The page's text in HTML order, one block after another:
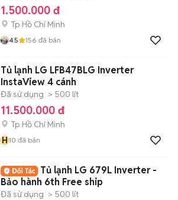
1.500.000 đ
Tp Hồ Chí Minh
4.5 156 đã bán
Tủ lạnh LG LFB47BLG Inverter
InstaView 4 cánh
Đã sử dụng > 500 lít
11.500.000 đ
Tp Hồ Chí Minh
H10 đã bán
Tủ lạnh LG 679L Inverter -
Bảo hành 6th Free ship
Đã sử dụng > 500 lít